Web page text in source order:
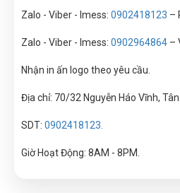
Zalo - Viber - Imess: 0902418123 –
Zalo - Viber - Imess: 0902964864 –
Nhận in ấn logo theo yêu cầu.
Địa chỉ: 70/32 Nguyễn Háo Vĩnh, Tân
SDT: 0902418123.
Giờ Hoạt Động: 8AM - 8PM.